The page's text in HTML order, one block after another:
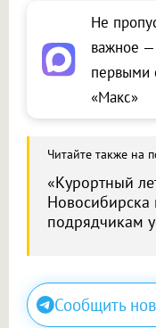
Не
важное —
первыми
«Макс»
Читайте также на
«Курортный
подрядчикам
Сообщить